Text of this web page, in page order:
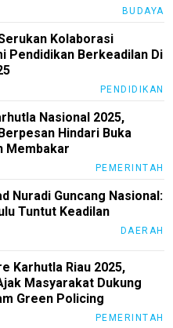
BUDAYA
Kolaborasi
Pendidikan Berkeadilan Di
PENDIDIKAN
Nasional 2025,
Hindari Buka
Membakar
PEMERINTAH
Nuradi Guncang Nasional:
Tuntut Keadilan
DAERAH
Karhutla Riau 2025,
Masyarakat Dukung
Green Policing
PEMERINTAH